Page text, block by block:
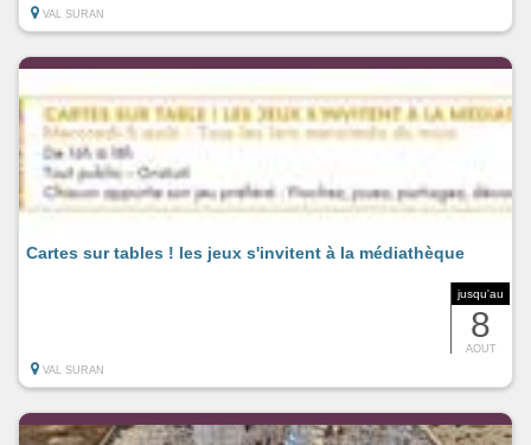
VAL SURAN
jusqu'au
8
AOUT
Cartes sur tables ! les jeux s'invitent à la médiathèque
VAL SURAN